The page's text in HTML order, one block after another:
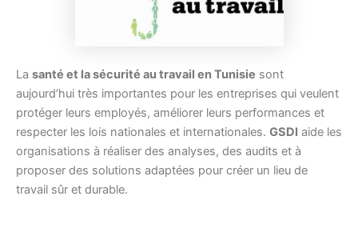
La santé et la sécurité au travail en Tunisie sont
aujourd’hui très importantes pour les entreprises qui veulent
protéger leurs employés, améliorer leurs performances et
respecter les lois nationales et internationales. GSDI aide les
organisations à réaliser des analyses, des audits et à
proposer des solutions adaptées pour créer un lieu de
travail sûr et durable.